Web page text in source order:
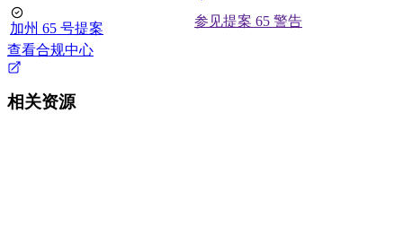
加州 65 号提案
参见提案 65 警告
查看合规中心
相关资源